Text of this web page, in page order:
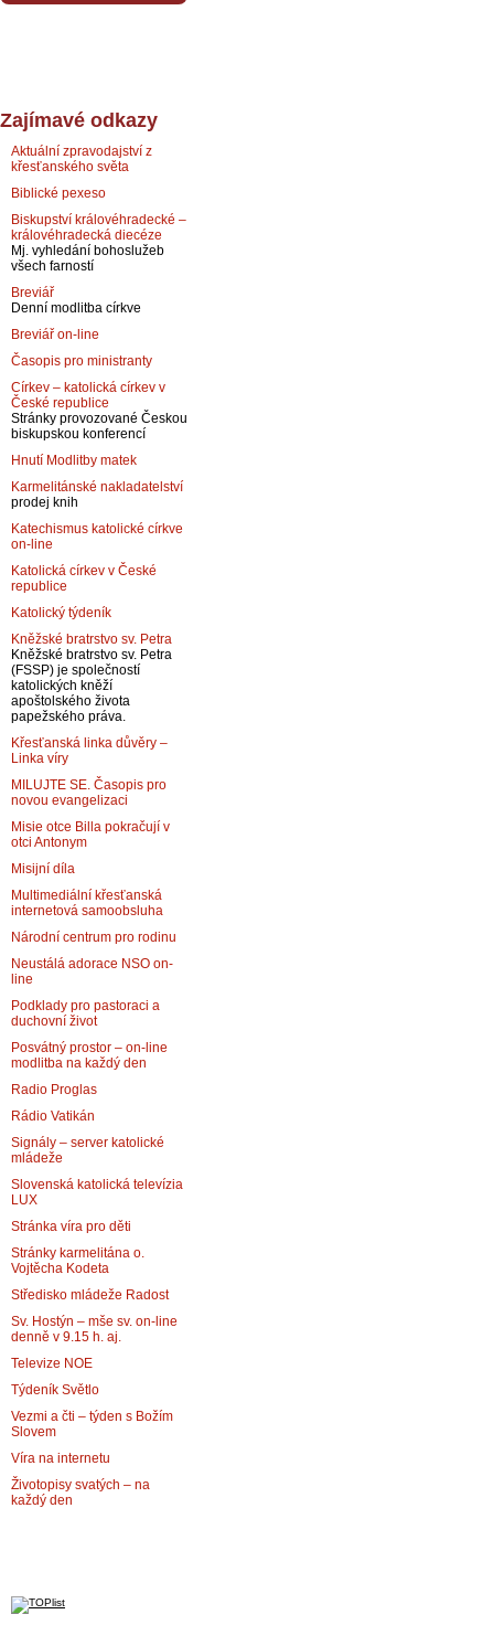
Zajímavé odkazy
Aktuální zpravodajství z
křesťanského světa
Biblické pexeso
Biskupství královéhradecké –
královéhradecká diecéze
Mj. vyhledání bohoslužeb
všech farností
Breviář
Denní modlitba církve
Breviář on-line
Časopis pro ministranty
Církev – katolická církev v
České republice
Stránky provozované Českou
biskupskou konferencí
Hnutí Modlitby matek
Karmelitánské nakladatelství
prodej knih
Katechismus katolické církve
on-line
Katolická církev v České
republice
Katolický týdeník
Kněžské bratrstvo sv. Petra
Kněžské bratrstvo sv. Petra
(FSSP) je společností
katolických kněží
apoštolského života
papežského práva.
Křesťanská linka důvěry –
Linka víry
MILUJTE SE. Časopis pro
novou evangelizaci
Misie otce Billa pokračují v
otci Antonym
Misijní díla
Multimediální křesťanská
internetová samoobsluha
Národní centrum pro rodinu
Neustálá adorace NSO on-
line
Podklady pro pastoraci a
duchovní život
Posvátný prostor – on-line
modlitba na každý den
Radio Proglas
Rádio Vatikán
Signály – server katolické
mládeže
Slovenská katolická televízia
LUX
Stránka víra pro děti
Stránky karmelitána o.
Vojtěcha Kodeta
Středisko mládeže Radost
Sv. Hostýn – mše sv. on-line
denně v 9.15 h. aj.
Televize NOE
Týdeník Světlo
Vezmi a čti – týden s Božím
Slovem
Víra na internetu
Životopisy svatých – na
každý den